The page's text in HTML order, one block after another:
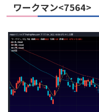
ワークマン<7564>